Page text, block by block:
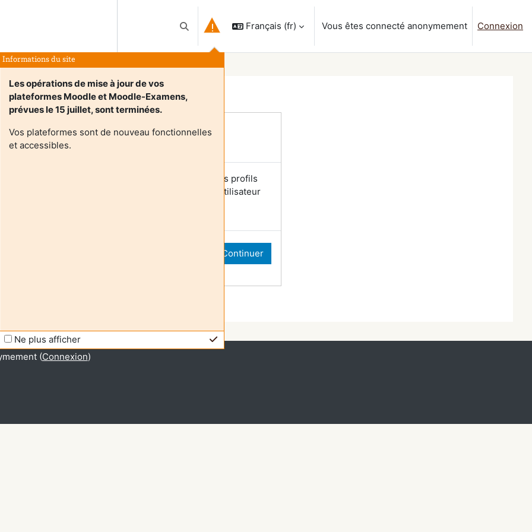
Activer/désactiver la saisie de recherche
Informations du site
Les opérations de mise à jour de vos
plateformes Moodle et Moodle-Examens,
prévues le 15 juillet, sont terminées.
Vos plateformes sont de nouveau fonctionnelles
et accessibles.
Ne plus afficher
Français ‎(fr)‎ Vous êtes connecté anonymement Connexion
required
utilisateurs anonymes ne peuvent pas consulter les profils
Veuillez vous connecter avec un compte utilisateur
continuer.
Continuer
(Connexion)